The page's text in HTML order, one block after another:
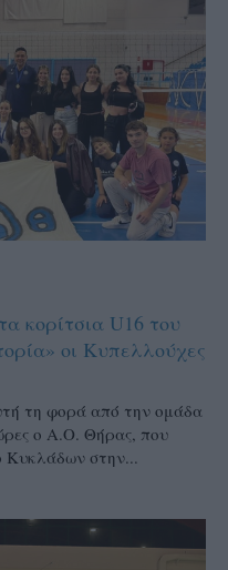
κορίτσια U16 του
οι Κυπελλούχες
τη φορά από την ομάδα
ο Α.Ο. Θήρας, που
Κυκλάδων στην...